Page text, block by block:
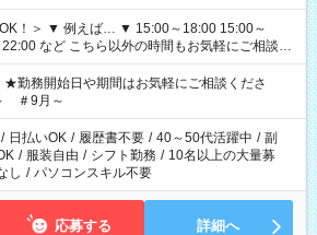
～18:00 15:00～
時間もお気軽にご相談く
勤務開始日や期間はお気軽にご相談くださ
＃9月～
/ 日払いOK / 履歴書不要 / 40～50代活躍中 / 副
/ 服装自由 / シフト勤務 / 10名以上の大量募
し / パソコンスキル不要
応募する 詳細へ